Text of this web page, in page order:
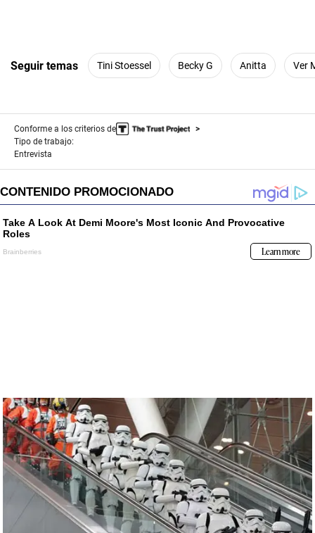
Seguir temas Tini Stoessel Becky G Anitta Ver
Conforme a los criterios de
Tipo de trabajo:
Entrevista